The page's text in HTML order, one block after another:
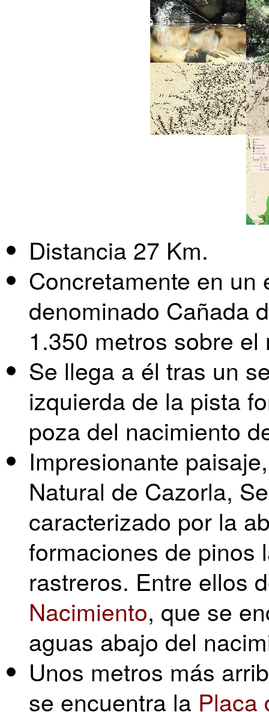
Distancia 27 Km.
Concretamente en
denominado Cañada
1.350 metros sobre el
Se llega a él tras un
izquierda de la pista
poza del nacimiento
Impresionante
Natural de Cazorla,
caracterizado por la
formaciones de pinos
rastreros. Entre ellos
Nacimiento, que se
aguas abajo del
Unos metros más
se encuentra la Placa